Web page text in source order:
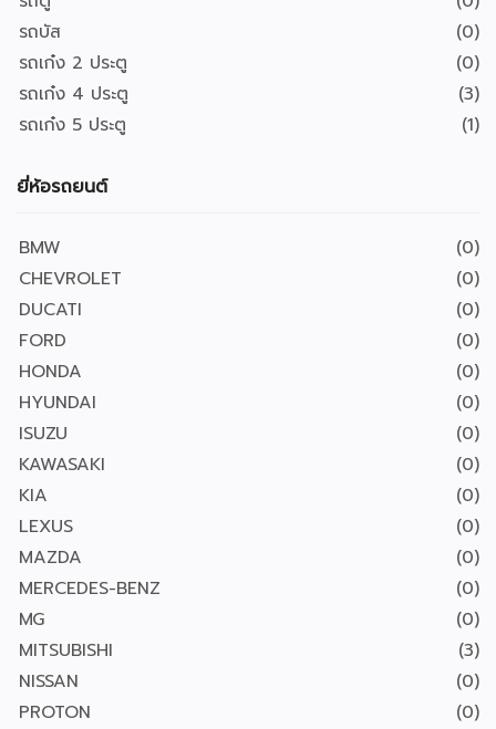
รถบัส
(0)
รถเก๋ง 2 ประตู
(0)
รถเก๋ง 4 ประตู
(3)
รถเก๋ง 5 ประตู
(1)
ยี่ห้อรถยนต์
BMW
(0)
CHEVROLET
(0)
DUCATI
(0)
FORD
(0)
HONDA
(0)
HYUNDAI
(0)
ISUZU
(0)
KAWASAKI
(0)
KIA
(0)
LEXUS
(0)
MAZDA
(0)
MERCEDES-BENZ
(0)
MG
(0)
MITSUBISHI
(3)
NISSAN
(0)
PROTON
(0)